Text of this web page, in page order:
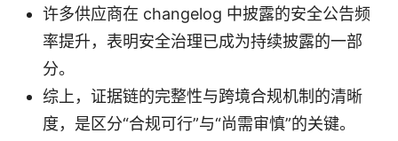
许多供应商在 changelog 中披露的安全公告频
率提升，表明安全治理已成为持续披露的一部
分。
综上，证据链的完整性与跨境合规机制的清晰
度，是区分“合规可行”与“尚需审慎”的关键。